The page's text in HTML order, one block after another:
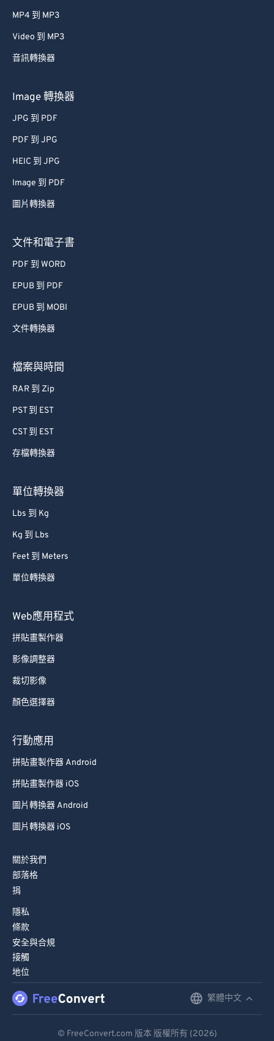
MP4 到 MP3
Video 到 MP3
音訊轉換器
Image 轉換器
JPG 到 PDF
PDF 到 JPG
HEIC 到 JPG
Image 到 PDF
圖片轉換器
文件和電子書
PDF 到 WORD
EPUB 到 PDF
EPUB 到 MOBI
文件轉換器
檔案與時間
RAR 到 Zip
PST 到 EST
CST 到 EST
存檔轉換器
單位轉換器
Lbs 到 Kg
Kg 到 Lbs
Feet 到 Meters
單位轉換器
Web應用程式
拼貼畫製作器
影像調整器
裁切影像
顏色選擇器
行動應用
拼貼畫製作器 Android
拼貼畫製作器 iOS
圖片轉換器 Android
圖片轉換器 iOS
關於我們
部落格
捐
隱私
條款
安全與合規
接觸
地位
繁體中文
© FreeConvert.com 版本 版權所有 (2026)